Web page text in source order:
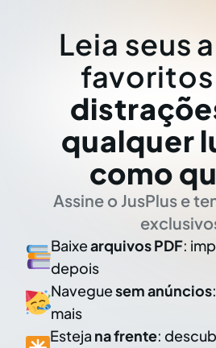
Leia seus
favoritos
qualquer
como
Assine o JusPlus e
Baixearquivos PDF:
depois
Naveguesem anúncios
mais
Esteja na frente: